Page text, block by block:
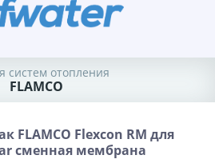
систем отопления
FLAMCO
FLAMCO Flexcon RM для
сменная мембрана